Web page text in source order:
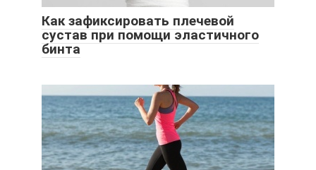
Как зафиксировать плечевой
сустав при помощи эластичного
бинта